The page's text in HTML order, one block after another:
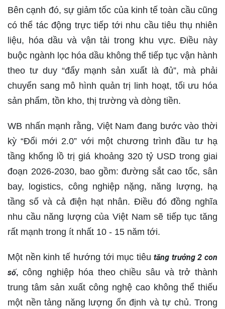
Bên cạnh đó, sự giảm tốc của kinh tế toàn cầu cũng
có thể tác động trực tiếp tới nhu cầu tiêu thụ nhiên
liệu, hóa dầu và vận tải trong khu vực. Điều này
buộc ngành lọc hóa dầu không thể tiếp tục vận hành
theo tư duy “đẩy mạnh sản xuất là đủ”, mà phải
chuyển sang mô hình quản trị linh hoạt, tối ưu hóa
sản phẩm, tồn kho, thị trường và dòng tiền.
WB nhấn mạnh rằng, Việt Nam đang bước vào thời
kỳ “Đổi mới 2.0” với một chương trình đầu tư hạ
tầng khổng lồ trị giá khoảng 320 tỷ USD trong giai
đoạn 2026-2030, bao gồm: đường sắt cao tốc, sân
bay, logistics, công nghiệp nặng, năng lượng, hạ
tầng số và cả điện hạt nhân. Điều đó đồng nghĩa
nhu cầu năng lượng của Việt Nam sẽ tiếp tục tăng
rất mạnh trong ít nhất 10 - 15 năm tới.
Một nền kinh tế hướng tới mục tiêu tăng trưởng 2 con
số, công nghiệp hóa theo chiều sâu và trở thành
trung tâm sản xuất công nghệ cao không thể thiếu
một nền tảng năng lượng ổn định và tự chủ. Trong